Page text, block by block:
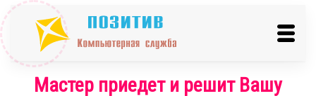
Мастер приедет и решит Вашу